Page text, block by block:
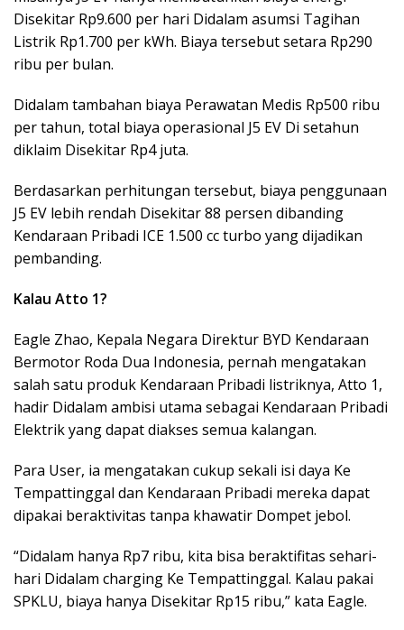
Disekitar Rp9.600 per hari Didalam asumsi Tagihan
Listrik Rp1.700 per kWh. Biaya tersebut setara Rp290
ribu per bulan.
Didalam tambahan biaya Perawatan Medis Rp500 ribu
per tahun, total biaya operasional J5 EV Di setahun
diklaim Disekitar Rp4 juta.
Berdasarkan perhitungan tersebut, biaya penggunaan
J5 EV lebih rendah Disekitar 88 persen dibanding
Kendaraan Pribadi ICE 1.500 cc turbo yang dijadikan
pembanding.
Kalau Atto 1?
Eagle Zhao, Kepala Negara Direktur BYD Kendaraan
Bermotor Roda Dua Indonesia, pernah mengatakan
salah satu produk Kendaraan Pribadi listriknya, Atto 1,
hadir Didalam ambisi utama sebagai Kendaraan Pribadi
Elektrik yang dapat diakses semua kalangan.
Para User, ia mengatakan cukup sekali isi daya Ke
Tempattinggal dan Kendaraan Pribadi mereka dapat
dipakai beraktivitas tanpa khawatir Dompet jebol.
“Didalam hanya Rp7 ribu, kita bisa beraktifitas sehari-
hari Didalam charging Ke Tempattinggal. Kalau pakai
SPKLU, biaya hanya Disekitar Rp15 ribu,” kata Eagle.